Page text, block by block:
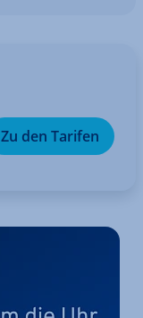
Zu den Tarifen